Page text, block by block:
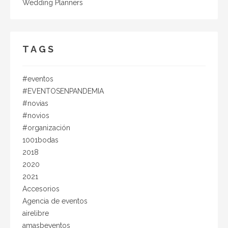
eventos del futuro? ¿Y cuándo será ese futuro?
Exposiciones, Congresos, Eventos y Burós de
Convenciones (AOCA), brindó algunas respuestas
acerca del nuevo escenario para el sector en la
Argentina, en la región y también en el mundo.Desde
su visión como dirigente y también como empresario
en relación al modelo de reuniones y vaticinó que el
segmento podría migrar hacia los eventos híbridos
que, de manera simultánea, dispongan plataformas
presenciales y virtuales.Asimismo, aseguró que todas
las perspectivas de retomar la actividad con
restricciones a partir del tercer trimestre se van
desvaneciendo con el correr de los días y que hoy se
Wedding Planners
TAGS
#eventos
#EVENTOSENPANDEMIA
#novias
#novios
#organización
1001bodas
2018
2020
2021
Accesorios
Agencia de eventos
airelibre
amasbeventos